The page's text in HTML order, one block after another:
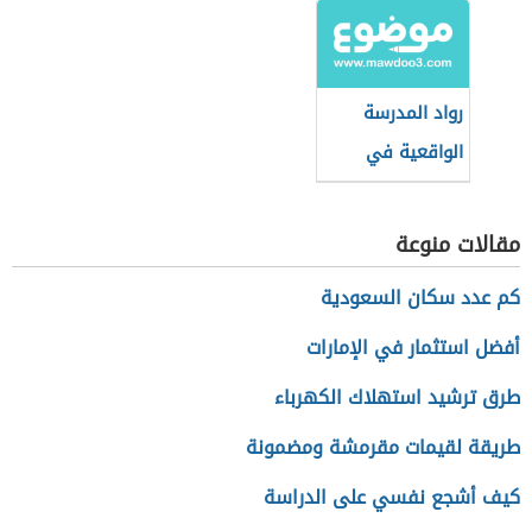
الحقيقي للدولة
العباسية
رواد المدرسة
الواقعية في
العلاقات الدولية
مقالات منوعة
كم عدد سكان السعودية
أفضل استثمار في الإمارات
طرق ترشيد استهلاك الكهرباء
طريقة لقيمات مقرمشة ومضمونة
كيف أشجع نفسي على الدراسة